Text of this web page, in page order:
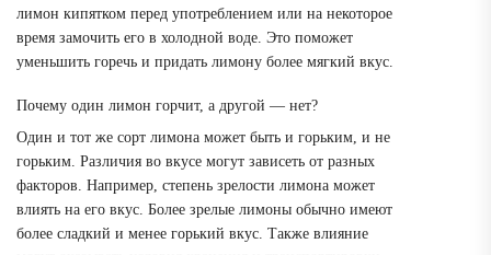
лимон кипятком перед употреблением или на некоторое
время замочить его в холодной воде. Это поможет
уменьшить горечь и придать лимону более мягкий вкус.
Почему один лимон горчит, а другой — нет?
Один и тот же сорт лимона может быть и горьким, и не
горьким. Различия во вкусе могут зависеть от разных
факторов. Например, степень зрелости лимона может
влиять на его вкус. Более зрелые лимоны обычно имеют
более сладкий и менее горький вкус. Также влияние